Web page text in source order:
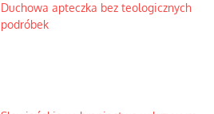
Duchowa apteczka bez teologicznych
podróbek